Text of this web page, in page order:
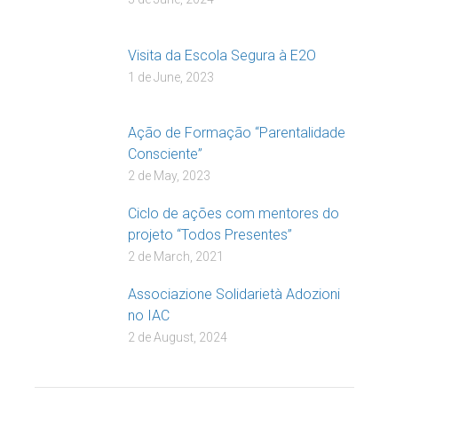
Visita da Escola Segura à E2O
1 de June, 2023
Ação de Formação “Parentalidade
Consciente”
2 de May, 2023
Ciclo de ações com mentores do
projeto “Todos Presentes”
2 de March, 2021
Associazione Solidarietà Adozioni
no IAC
2 de August, 2024